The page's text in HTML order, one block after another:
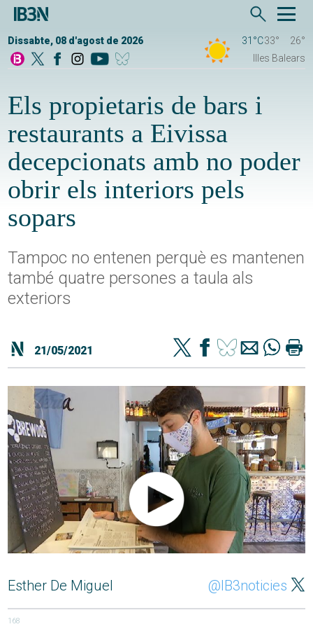
Dissabte, 08 d'agost de 2026 31°C33°
26°
Illes Balears
Els propietaris de bars i
restaurants a Eivissa
decepcionats amb no poder
obrir els interiors pels
sopars
Tampoc no entenen perquè es mantenen
també quatre persones a taula als
exteriors
21/05/2021
Esther De Miguel @IB3noticies
168